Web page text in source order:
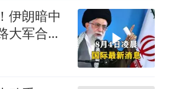
伊朗暗中
大军合